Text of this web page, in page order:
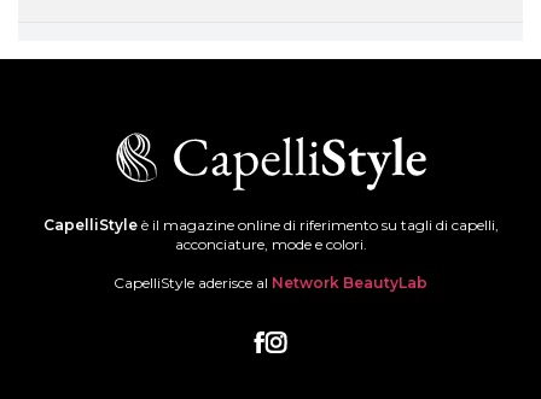
CapelliStyleè il magazine online di riferimento su tagli di capelli,
acconciature, mode e colori.
CapelliStyle aderisce al Network BeautyLab